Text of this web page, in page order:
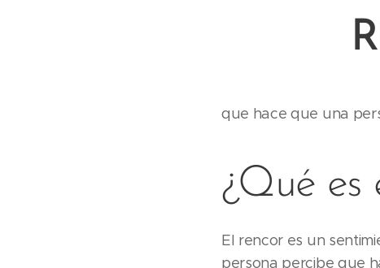
que hace que una
¿Qué es
El rencor es un
persona percibe que